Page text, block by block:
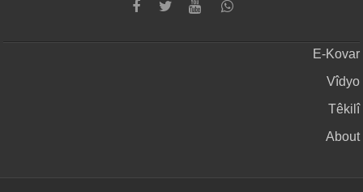
E-Kovar
Vîdyo
Têkilî
About